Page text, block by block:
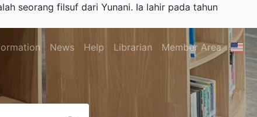
seorang filsuf dari Yunani. Ia lahir pada tahun
News Help Librarian Member Area